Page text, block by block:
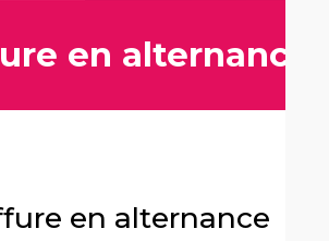
en alternance
en alternance